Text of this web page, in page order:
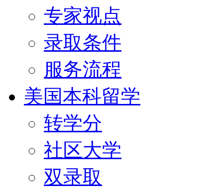
专家视点
录取条件
服务流程
美国本科留学
转学分
社区大学
双录取